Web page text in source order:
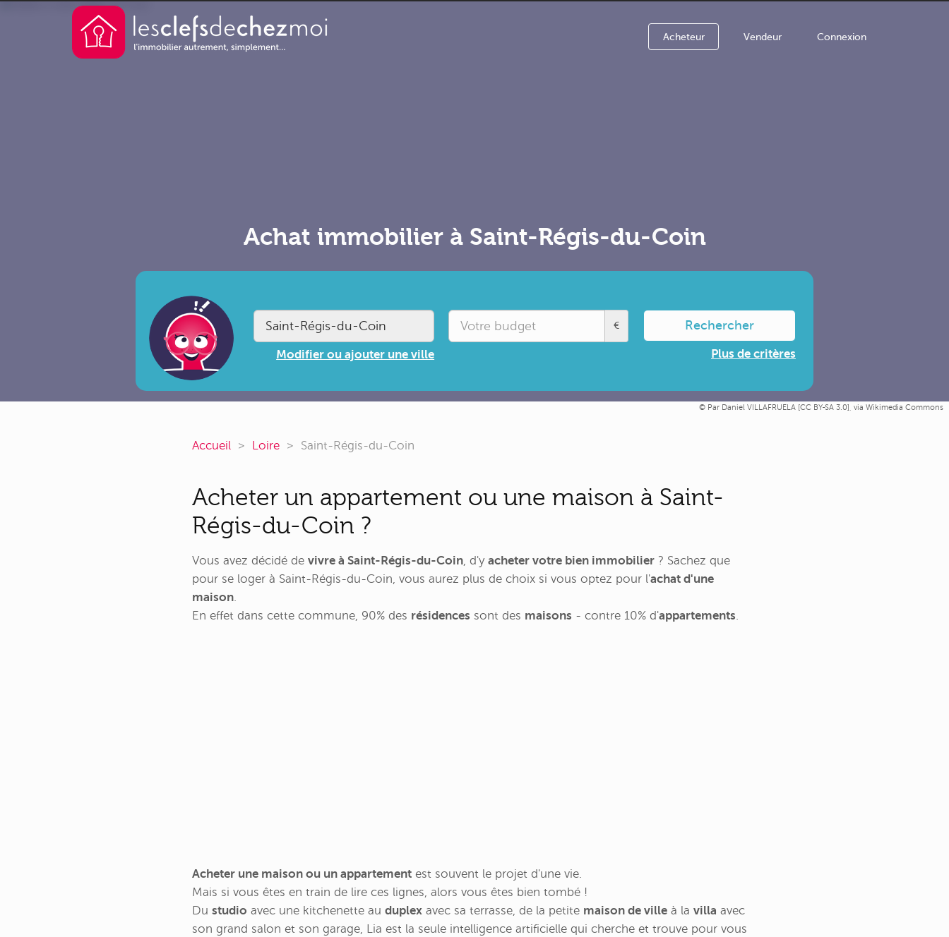
Acheteur Vendeur Connexion
Par Daniel VILLAFRUELA [CC BY-SA 3.0], via Wikimedia Commons
Achat immobilier à Saint-Régis-du-Coin
Modifier ou ajouter une ville
€ Rechercher
Plus de critères
Accueil Loire Saint-Régis-du-Coin
Acheter un appartement ou une maison à Saint-
Régis-du-Coin ?
Vous avez décidé de vivre à Saint-Régis-du-Coin, d'y acheter votre bien immobilier ? Sachez que
pour se loger à Saint-Régis-du-Coin, vous aurez plus de choix si vous optez pour l'achat d'une
maison.
En effet dans cette commune, 90% des résidences sont des maisons - contre 10% d'appartements.
Acheter une maison ou un appartement est souvent le projet d'une vie.
Mais si vous êtes en train de lire ces lignes, alors vous êtes bien tombé !
Du studio avec une kitchenette au duplex avec sa terrasse, de la petite maison de ville à la villa avec
son grand salon et son garage, Lia est la seule intelligence artificielle qui cherche et trouve pour vous